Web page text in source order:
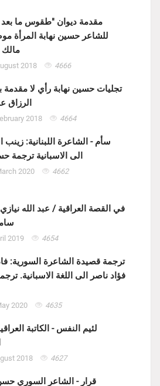
مقدمة ديوان "طقوس ما بعد
للشاعر حسين نهابة المرأة
مالك
2018 4666
تجليات حسين نهابة رأي لا مقدمة
الرزاق
2018 4664
سأم - الشاعرة اللبنانية:
الى الاسبانية ترجمة
2020 4662
في القصة العراقية / عبد الله
2019 4654
ترجمة قصيدة الشاعرة السورية:
فؤاد ناصر الى اللغة الاسبانية.
2020 4635
لئيم النفس - الكاتبة
2018 4627
قرار - الشاعر السوري